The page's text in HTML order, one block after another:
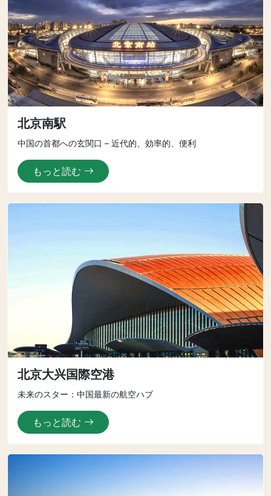
北京南駅
中国の首都への玄関口 – 近代的、効率的、便利
もっと読む
北京大兴国際空港
未来のスター：中国最新の航空ハブ
もっと読む